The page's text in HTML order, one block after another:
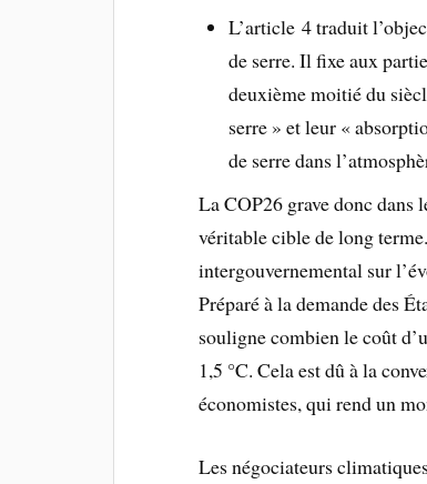
L’article 4 traduit
de serre. Il fixe aux
deuxième moitié du
serre » et leur «
de serre dans
La COP26 grave donc dans
véritable cible de long
intergouvernemental sur
Préparé à la demande des
souligne combien le coût
1,5 °C. Cela est dû à la
économistes, qui rend un
Les négociateurs